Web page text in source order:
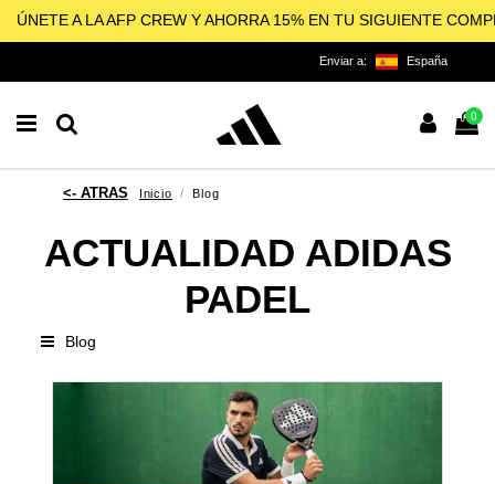
ÚNETE A LA AFP CREW Y AHORRA 15% EN TU SIGUIENTE
Enviar a: España
0
Inicio Blog
ACTUALIDAD ADIDAS
PADEL
Blog